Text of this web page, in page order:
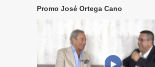
Promo José Ortega Cano